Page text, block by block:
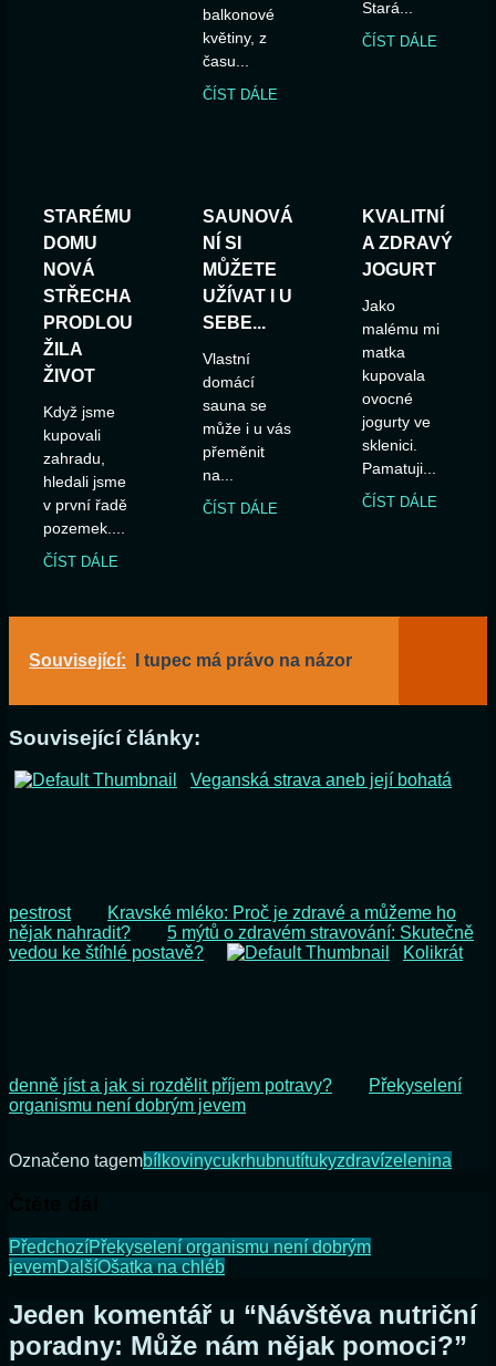
balkonové
květiny, z
času...
ČÍST DÁLE
Stará...
ČÍST DÁLE
STARÉMU
DOMU
NOVÁ
STŘECHA
PRODLOU
ŽILA
ŽIVOT
Když jsme
kupovali
zahradu,
hledali jsme
v první řadě
pozemek....
ČÍST DÁLE
SAUNOVÁ
NÍ SI
MŮŽETE
UŽÍVAT I U
SEBE...
Vlastní
domácí
sauna se
může i u vás
přeměnit
na...
ČÍST DÁLE
KVALITNÍ
A ZDRAVÝ
JOGURT
Jako
malému mi
matka
kupovala
ovocné
jogurty ve
sklenici.
Pamatuji...
ČÍST DÁLE
Související: I tupec má právo na názor
Související články:
Veganská strava aneb její bohatá
pestrost
Kravské mléko: Proč je zdravé a můžeme ho
nějak nahradit?
5 mýtů o zdravém stravování: Skutečně
vedou ke štíhlé postavě?
Kolikrát
denně jíst a jak si rozdělit příjem potravy?
Překyselení
organismu není dobrým jevem
Označeno tagembílkovinycukrhubnutítukyzdravízelenina
PředchozíPřekyselení organismu není dobrým
jevemDalšíOšatka na chléb
Jeden komentář u “Návštěva nutriční
poradny: Může nám nějak pomoci?”